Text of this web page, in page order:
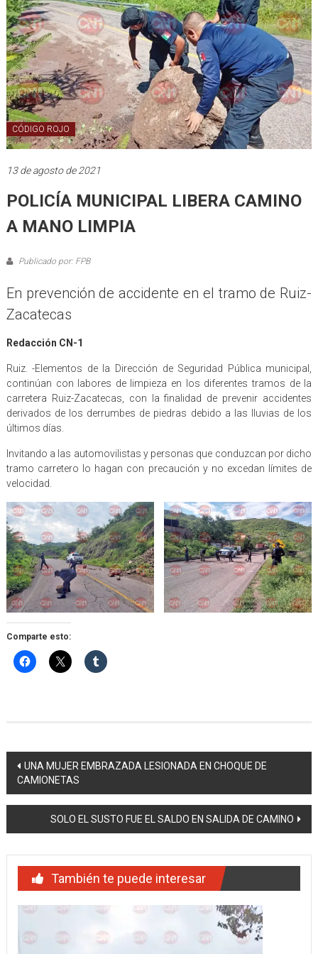
CÓDIGO ROJO
13 de agosto de 2021
POLICÍA MUNICIPAL LIBERA CAMINO
A MANO LIMPIA
Publicado por: FPB
En prevención de accidente en el tramo de Ruiz-
Zacatecas
Redacción CN-1
Ruiz. -Elementos de la Dirección de Seguridad Pública municipal,
continúan con labores de limpieza en los diferentes tramos de la
carretera Ruiz-Zacatecas, con la finalidad de prevenir accidentes
derivados de los derrumbes de piedras debido a las lluvias de los
últimos días.
Invitando a las automovilistas y personas que conduzcan por dicho
tramo carretero lo hagan con precaución y no excedan límites de
velocidad.
Comparte esto:
Navegación
de
entradas
UNA MUJER EMBRAZADA LESIONADA EN CHOQUE DE
CAMIONETAS
SOLO EL SUSTO FUE EL SALDO EN SALIDA DE CAMINO
También te puede interesar